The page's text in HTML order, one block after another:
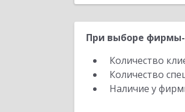
При выборе
Количество
Количество
Наличие у